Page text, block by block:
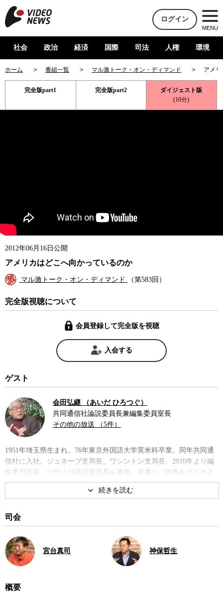
ログイン
MENU
社会 政治 経済 国際 司法 人権 環境
ホーム 番組一覧 マル激トーク・オン・ディマンド アメ
完全版part1 完全版part2
ダイジェスト版
(10分)
2012年06月16日公開
アメリカはどこへ向かっているのか
マル激トーク・オン・ディマンド （第583回）
完全版視聴について
会員登録して完全版を視聴
入会する
ゲスト
会田弘継 （あいだ ひろつぐ）
共同通信社論説委員長兼編集委員室長
その他の放送 （5件）
1951年埼玉県生まれ。76年東京外国語大学英米科卒業。同年共同通
信社に入社。ジュネーブ支局長、ワシントン支局長、2010年より編
集委員室長。12年より論説委員長を兼務。著書に『戦争をはじめる
のは誰か』、『追跡・アメリカの思想家たち』など。
司会
宮台真司 神保哲生
概要